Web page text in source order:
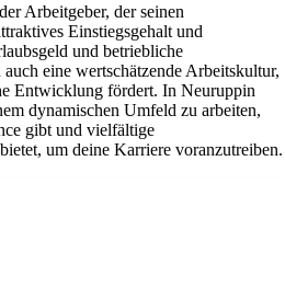
Arbeitgeber, der seinen
Einstiegsgehalt und
und betriebliche
eine wertschätzende Arbeitskultur,
Entwicklung fördert. In Neuruppin
dynamischen Umfeld zu arbeiten,
gibt und vielfältige
um deine Karriere voranzutreiben.